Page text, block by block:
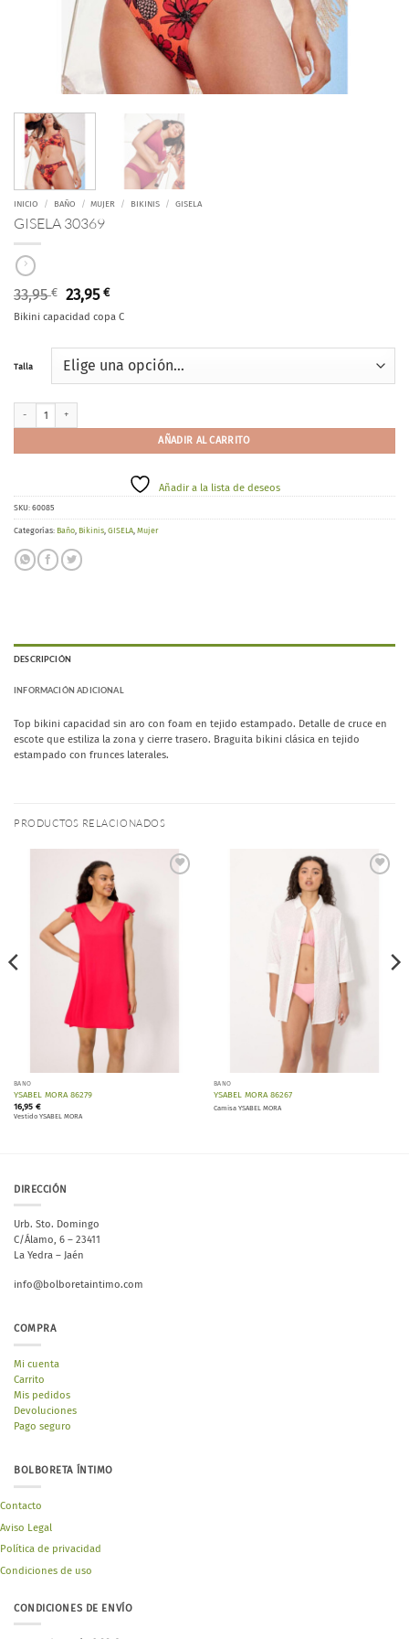
INICIO / BAÑO / MUJER / BIKINIS / GISELA
GISELA 30369
33,95€ El
precio
original
33,95 €.
23,95€El
actual
23,95 €.
Bikini capacidad copa C
Talla
AÑADIR AL CARRITO
Añadir a la lista de deseos
SKU: 60085
Categorías: Baño Bikinis GISELA Mujer
DESCRIPCIÓN
INFORMACIÓN ADICIONAL
Top bikini capacidad sin aro con foam en tejido estampado. Detalle de cruce en
escote que estiliza la zona y cierre trasero. Braguita bikini clásica en tejido
estampado con frunces laterales.
PRODUCTOS RELACIONADOS
BAÑO
YSABEL MORA 86279
16,95 €
Vestido YSABEL MORA
BAÑO
YSABEL MORA 86267
Camisa YSABEL MORA
DIRECCIÓN
Urb. Sto. Domingo
C/Álamo, 6 – 23411
La Yedra – Jaén
info@bolboretaintimo.com
COMPRA
Mi cuenta
Carrito
Mis pedidos
Devoluciones
Pago seguro
BOLBORETA ÍNTIMO
Contacto
Aviso Legal
Política de privacidad
Condiciones de uso
CONDICIONES DE ENVÍO